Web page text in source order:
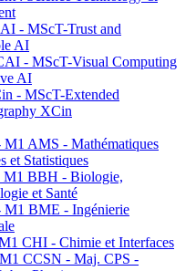
- MScT-Trust and
AI
- MScT-Visual Computing
AI
- MScT-Extended
XCin
AMS - Mathématiques
et Statistiques
BBH - Biologie,
et Santé
BME - Ingénierie
CHI - Chimie et Interfaces
CCSN - Maj. CPS -